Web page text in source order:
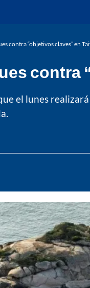
contra “objetivos claves” en
contra
el lunes